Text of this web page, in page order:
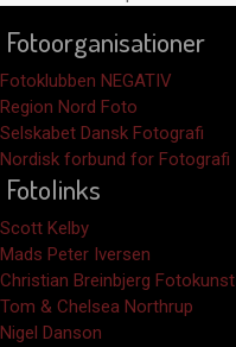
Fotoorganisationer
Fotoklubben NEGATIV
Region Nord Foto
Selskabet Dansk Fotografi
Nordisk forbund for Fotografi
Fotolinks
Scott Kelby
Mads Peter Iversen
Christian Breinbjerg Fotokunst
Tom & Chelsea Northrup
Nigel Danson